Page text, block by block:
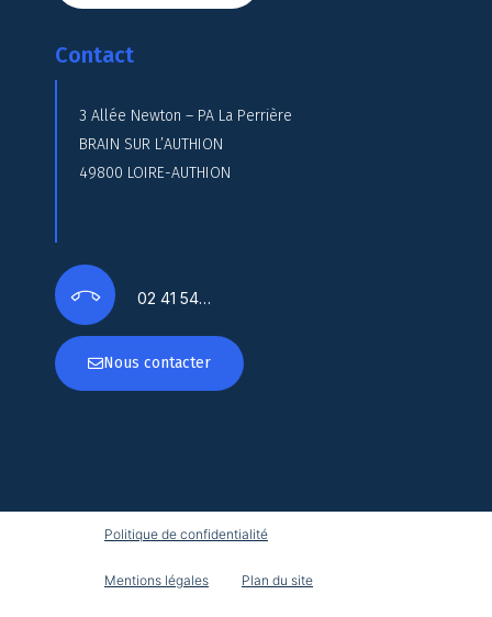
Contact
3 Allée Newton – PA La Perrière
BRAIN SUR L’AUTHION
49800 LOIRE-AUTHION
02 41 54…
Nous contacter
Politique de confidentialité
Mentions légales Plan du site